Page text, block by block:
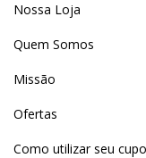
Nossa Loja
Quem Somos
Missão
Ofertas
Como utilizar seu